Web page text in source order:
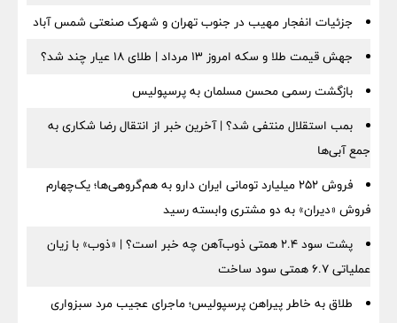
جزئیات انفجار مهیب در جنوب تهران و شهرک صنعتی شمس آباد
جهش قیمت طلا و سکه امروز ۱۳ مرداد | طلای ۱۸ عیار چند شد؟
بازگشت رسمی محسن مسلمان به پرسپولیس
بمب استقلال منتفی شد؟ | آخرین خبر از انتقال رضا شکاری به
جمع آبی‌ها
فروش ۲۵۲ میلیارد تومانی ایران دارو به هم‌گروهی‌ها؛ یک‌چهارم
فروش «دیران» به دو مشتری وابسته رسید
پشت سود ۲.۴ همتی ذوب‌آهن چه خبر است؟ | «ذوب» با زیان
عملیاتی ۶.۷ همتی سود ساخت
طلاق به خاطر پیراهن پرسپولیس؛ ماجرای عجیب مرد سبزواری